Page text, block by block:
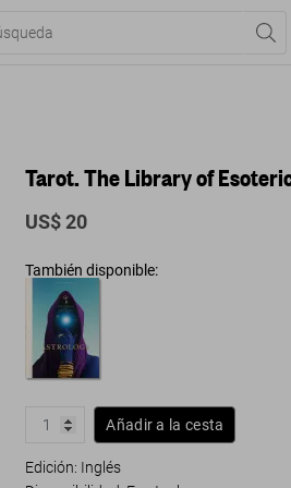
Tarot. The Library of
US$ 20
También disponible:
Añadir a la cesta
Edición: Inglés